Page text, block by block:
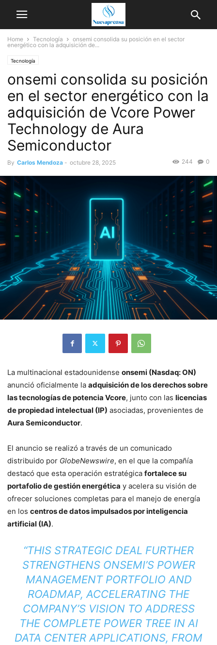
Home Tecnología
onsemi consolida su posición en el sector
energético con la adquisición de...
Tecnología
onsemi consolida su posición
en el sector energético con la
adquisición de Vcore Power
Technology de Aura
Semiconductor
By Carlos Mendoza - octubre 28, 2025 0
244
La multinacional estadounidense onsemi (Nasdaq: ON)
anunció oficialmente la adquisición de los derechos sobre
las tecnologías de potencia Vcore, junto con las licencias
de propiedad intelectual (IP) asociadas, provenientes de
Aura Semiconductor.
El anuncio se realizó a través de un comunicado
distribuido por GlobeNewswire, en el que la compañía
destacó que esta operación estratégica fortalece su
portafolio de gestión energética y acelera su visión de
ofrecer soluciones completas para el manejo de energía
en los centros de datos impulsados por inteligencia
artificial (IA).
“THIS STRATEGIC DEAL FURTHER
STRENGTHENS ONSEMI’S POWER
MANAGEMENT PORTFOLIO AND
ROADMAP, ACCELERATING THE
COMPANY’S VISION TO ADDRESS
THE COMPLETE POWER TREE IN AI
DATA CENTER APPLICATIONS, FROM